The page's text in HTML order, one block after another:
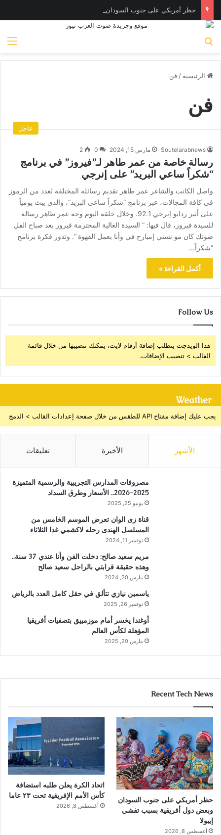
الرئيسية / فن
فن
عاجل
Soutelarabnews مارس 15, 2024 0
2
رسالة خاصة من عمر طاهر لـ”فيروز” في برنامج
“شكراً ساعي البريد” على إنرجي
واصل الكاتب والشاعر عمر طاهر تقديم رسائله المختلفة لعدد من الرموز
في كافة المجالات، عبر برنامج “شكراً ساعي البريد”، والذي يبث يومياً
على أثير ردايو إنرجي 92.1. وخلال حلقة اليوم وجه عمر طاهر رسالة
للسيدة فيروز، قال فيها: ” السيدة الغالية المحترمة فيروز بعد صباح الفل
صوتك كان مو نسني إمبارح في وأنا بعمل القهوة “. وتدور فكرة برنامج
“شكراً…
أكمل القراءة »
Follow Us
هذا الويدجت يتطلب إضافة أرقام لايت، يمكنك تنصيبها من خلال قائمة
القالب > تنصيب الإضافات.
Weather
يجب عليك إضافة مفتاح API للطقس من خلال صفحة إعدادات القالب > الدمج
الأشهر الأخيرة تعليقات
مصروفات المدارس التجريبية والرسمية المتميزة
2025-2026.. الأسعار وطرق السداد
يونيو 25, 2025
قناة زى الوان تعرض الموسم الخامس من
المسلسل الهندى رحله لاكشمي غدا الثلاثاء
نوفمبر 11, 2024
مريم سعيد صالح: دخلت الفن وأنا عندي 37 سنة..
وهذه حقيقة قرابتي بالراحل سعيد صالح
مارس 20, 2024
ياسمين نيازي تتألق في حقل كامل العدد بالرياض
نوفمبر 26, 2025
أوغندا يخسر أمام موزمبيق بتصفيات أفريقيا
المؤهلة لكأس العالم
مارس 20, 2025
Recent Tech News
حظر أمريكي على جنوب السودان
وبعض دول أفريقية بسبب تفشي
إيبولا
أغسطس 8, 2026
اتحاد الكرة يعلن طلبه استضافة
كأس الأمم الإفريقية تحت ٢٣ عاما
أغسطس 8, 2026